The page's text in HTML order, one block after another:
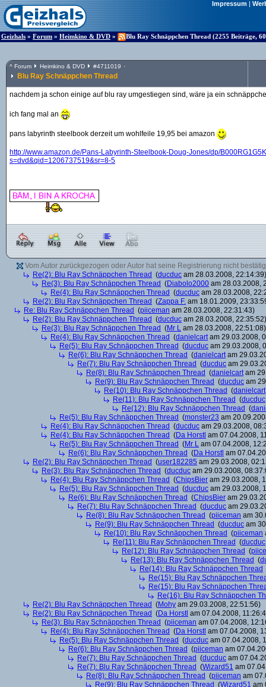
Impressum|
Geizhals » Forum » Heimkino & DVD » Blu Ray Schnäppchen Thread (2255 Beiträge,
^ Forum Heimkino & DVD #4711019
Blu Ray Schnäppchen Thread
nachdem ja schon einige auf blu ray umgestiegen sind, wäre ja ein
ich fang mal an
pans labyrinth steelbook derzeit um wohlfeile 19,95 bei amazon
http://www.amazon.de/Pans-Labyrinth-Steelbook-Doug-Jones/dp/
s=dvd&qid=1206737519&sr=8-5
Vom Autor zurückgezogen oder Autor hat seine Registrierung nicht
Re(2): Blu Ray Schnäppchen Thread (ducduc am 28.03.2008, 22:14:39)
Re(3): Blu Ray Schnäppchen Thread (Diabolo2000 am 28.03.2008,
Re(4): Blu Ray Schnäppchen Thread (ducduc am 28.03.2008,
Re(2): Blu Ray Schnäppchen Thread (Zappa F. am 18.01.2009,
Re: Blu Ray Schnäppchen Thread (piiceman am 28.03.2008, 22:31:43)
Re(2): Blu Ray Schnäppchen Thread (ducduc am 28.03.2008, 22:35:52)
Re(3): Blu Ray Schnäppchen Thread (Mr L am 28.03.2008, 22:51:08)
Re(4): Blu Ray Schnäppchen Thread (danielcartam 29.03.2008,
Re(5): Blu Ray Schnäppchen Thread (ducduc am 29.03.2008,
Re(6): Blu Ray Schnäppchen Thread (danielcartam
Re(7): Blu Ray Schnäppchen Thread (ducduc am
Re(8): Blu Ray Schnäppchen Thread (danielcartam
Re(9): Blu Ray Schnäppchen Thread (ducduc am
Re(10): Blu Ray Schnäppchen Thread (danielcart
Re(11): Blu Ray Schnäppchen Thread (ducduc
Re(12): Blu Ray Schnäppchen Thread (
Re(5): Blu Ray Schnäppchen Thread (monster23 am
Re(4): Blu Ray Schnäppchen Thread (ducduc am 29.03.2008,
Re(4): Blu Ray Schnäppchen Thread (Da Horstl am 07.04.2008,
Re(5): Blu Ray Schnäppchen Thread (Mr L am 07.04.2008,
Re(6): Blu Ray Schnäppchen Thread (Da Horstl am
Re(2): Blu Ray Schnäppchen Thread (user182285 am 29.03.2008,
Re(3): Blu Ray Schnäppchen Thread (ducduc am 29.03.2008,
Re(4): Blu Ray Schnäppchen Thread (ChipsBier am 29.03.2008,
Re(5): Blu Ray Schnäppchen Thread (ducduc am 29.03.2008,
Re(6): Blu Ray Schnäppchen Thread (ChipsBier am
Re(7): Blu Ray Schnäppchen Thread (ducduc am
Re(8): Blu Ray Schnäppchen Thread (piiceman am
Re(9): Blu Ray Schnäppchen Thread (ducduc am
Re(10): Blu Ray Schnäppchen Thread (piiceman
Re(11): Blu Ray Schnäppchen Thread (ducduc
Re(12): Blu Ray Schnäppchen Thread (
Re(13): Blu Ray Schnäppchen Thread (
Re(14): Blu Ray Schnäppchen Thread
Re(15): Blu Ray Schnäppchen
Re(15): Blu Ray Schnäppchen
Re(16): Blu Ray Schnäppchen
Re(2): Blu Ray Schnäppchen Thread (Mohy am 29.03.2008, 22:51:56)
Re(2): Blu Ray Schnäppchen Thread (Da Horstl am 07.04.2008,
Re(3): Blu Ray Schnäppchen Thread (piiceman am 07.04.2008,
Re(4): Blu Ray Schnäppchen Thread (Da Horstl am 07.04.2008,
Re(5): Blu Ray Schnäppchen Thread (ducduc am 07.04.2008,
Re(6): Blu Ray Schnäppchen Thread (piiceman am
Re(7): Blu Ray Schnäppchen Thread (ducduc am
Re(7): Blu Ray Schnäppchen Thread (Wizard51 am
Re(8): Blu Ray Schnäppchen Thread (piiceman am
Re(9): Blu Ray Schnäppchen Thread (Wizard51 am